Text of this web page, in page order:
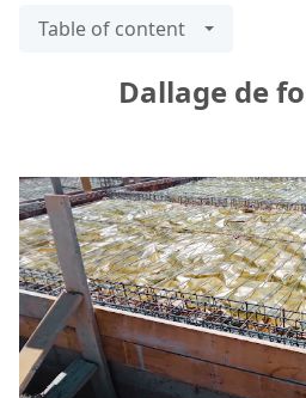
Table of content
Dallage de